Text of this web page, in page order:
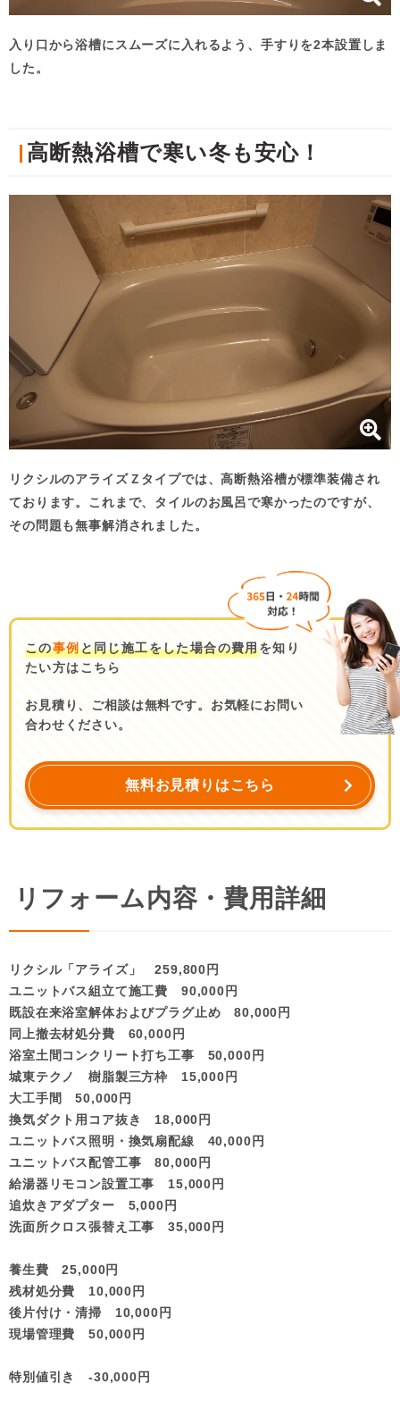
入り口から浴槽にスムーズに入れるよう、手すりを2本設置しま
した。
高断熱浴槽で寒い冬も安心！
リクシルのアライズＺタイプでは、高断熱浴槽が標準装備され
ております。これまで、タイルのお風呂で寒かったのですが、
その問題も無事解消されました。
この事例と同じ施工をした場合の費用を知り
たい方はこちら
お見積り、ご相談は無料です。お気軽にお問い
合わせください。
無料お見積りはこちら
リフォーム内容・費用詳細
リクシル「アライズ」 259,800円
ユニットバス組立て施工費 90,000円
既設在来浴室解体およびプラグ止め 80,000円
同上撤去材処分費 60,000円
浴室土間コンクリート打ち工事 50,000円
城東テクノ 樹脂製三方枠 15,000円
大工手間 50,000円
換気ダクト用コア抜き 18,000円
ユニットバス照明・換気扇配線 40,000円
ユニットバス配管工事 80,000円
給湯器リモコン設置工事 15,000円
追炊きアダプター 5,000円
洗面所クロス張替え工事 35,000円
養生費 25,000円
残材処分費 10,000円
後片付け・清掃 10,000円
現場管理費 50,000円
特別値引き -30,000円